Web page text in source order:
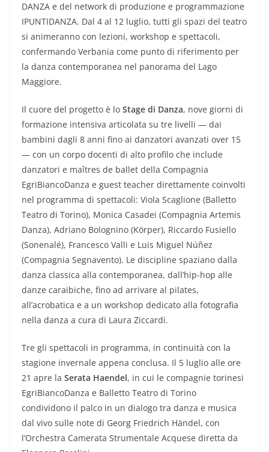
DANZA e del network di produzione e programmazione
IPUNTIDANZA. Dal 4 al 12 luglio, tutti gli spazi del teatro
si animeranno con lezioni, workshop e spettacoli,
confermando Verbania come punto di riferimento per
la danza contemporanea nel panorama del Lago
Maggiore.
Il cuore del progetto è lo Stage di Danza, nove giorni di
formazione intensiva articolata su tre livelli — dai
bambini dagli 8 anni fino ai danzatori avanzati over 15
— con un corpo docenti di alto profilo che include
danzatori e maîtres de ballet della Compagnia
EgriBiancoDanza e guest teacher direttamente coinvolti
nel programma di spettacoli: Viola Scaglione (Balletto
Teatro di Torino), Monica Casadei (Compagnia Artemis
Danza), Adriano Bolognino (Körper), Riccardo Fusiello
(Sonenalé), Francesco Valli e Luis Miguel Núñez
(Compagnia Segnavento). Le discipline spaziano dalla
danza classica alla contemporanea, dall’hip-hop alle
danze caraibiche, fino ad arrivare al pilates,
all’acrobatica e a un workshop dedicato alla fotografia
nella danza a cura di Laura Ziccardi.
Tre gli spettacoli in programma, in continuità con la
stagione invernale appena conclusa. Il 5 luglio alle ore
21 apre la Serata Haendel, in cui le compagnie torinesi
EgriBiancoDanza e Balletto Teatro di Torino
condividono il palco in un dialogo tra danza e musica
dal vivo sulle note di Georg Friedrich Händel, con
l’Orchestra Camerata Strumentale Acquese diretta da